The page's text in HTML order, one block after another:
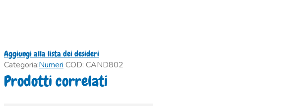
Aggiungi alla lista dei desideri
Categoria:Numeri COD: CAND802
Prodotti correlati